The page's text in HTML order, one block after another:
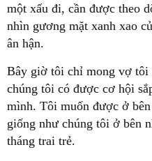
một xấu đi, cần được theo
nhìn gương mặt xanh xao
ân hận.
Bây giờ tôi chỉ mong vợ tôi
chúng tôi có được cơ hội
mình. Tôi muốn được ở
giống như chúng tôi ở bên
tháng trai trẻ.